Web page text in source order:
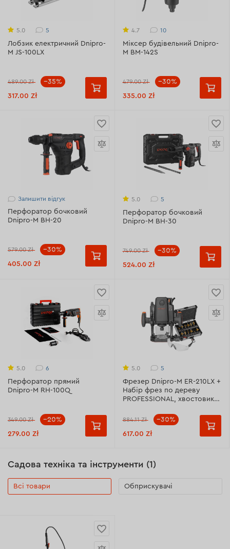
5.0 5
Лобзик електричний Dnipro-
M JS-100LX
317.00 Zł
489.00 Zł --35%
4.7 10
Міксер будівельний Dnipro-
M BM-142S
335.00 Zł
479.00 Zł --30%
Залишити відгук
Перфоратор бочковий
Dnipro-M BH-20
405.00 Zł
579.00 Zł --30%
5.0 5
Перфоратор бочковий
Dnipro-M BH-30
524.00 Zł
749.00 Zł --30%
5.0 6
Перфоратор прямий
Dnipro-M RH-100Q
279.00 Zł
349.00 Zł --20%
5.0 5
Фрезер Dnipro-M ЕR-210LX +
Набір фрез по дереву
PROFESSIONAL, хвостовик 8
захисні EGT, прозорі
617.00 Zł
884.11 Zł --30%
Садова техніка та інструменти (1)
Всі товари Обприскувачі